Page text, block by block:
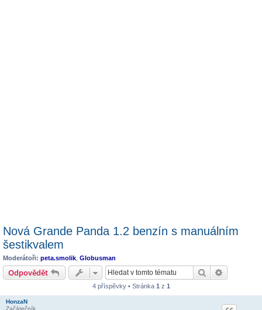
Nová Grande Panda 1.2 benzín s manuálním
šestikvalem
Moderátoři: peta.smolik Globusman
Odpovědět Hledat
4 příspěvky • Stránka 1 z 1
HonzaN
Začátečník